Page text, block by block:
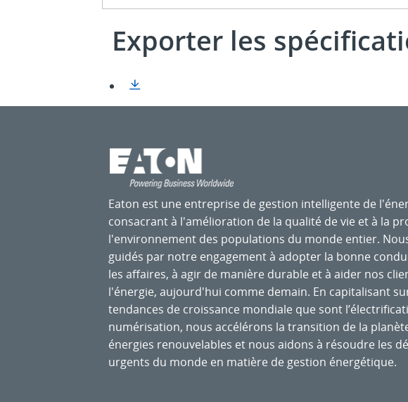
Exporter les
Eaton est une entreprise de gestion intelligente de
consacrant à l'amélioration de la qualité de vie et à la
l'environnement des populations du monde entier.
guidés par notre engagement à adopter la bonne
les affaires, à agir de manière durable et à aider nos
l'énergie, aujourd'hui comme demain. En capitalisant
tendances de croissance mondiale que sont
numérisation, nous accélérons la transition de la
énergies renouvelables et nous aidons à résoudre les
urgents du monde en matière de gestion énergétique.